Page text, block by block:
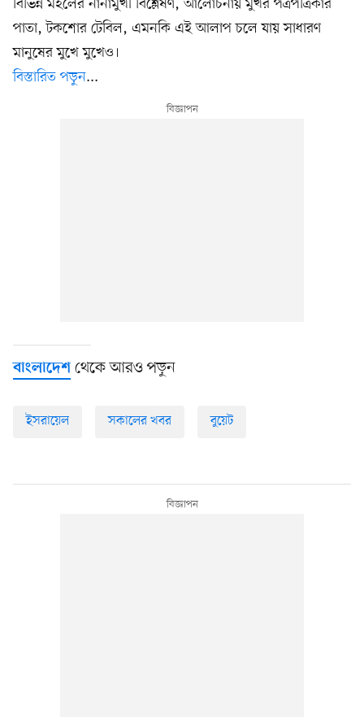
পাতা, টকশোর টেবিল, এমনকি এই আলাপ চলে যায় সাধারণ
মানুষের মুখে মুখেও।
বিস্তারিত পড়ুন...
বাংলাদেশ থেকে আরও পড়ুন
ইসরায়েল সকালের খবর বুয়েট